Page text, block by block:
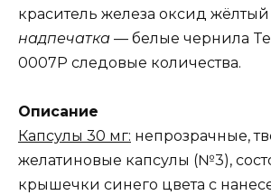
краситель железа оксид жёлтый
надпечатка — белые чернила
0007P следовые количества.
Описание
Капсулы 30 мг: непрозрачные,
желатиновые капсулы (№3),
крышечки синего цвета с